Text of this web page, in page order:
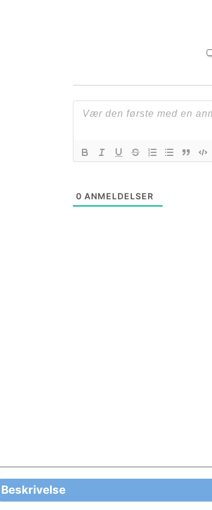
0 ANMELDELSER
Beskrivelse